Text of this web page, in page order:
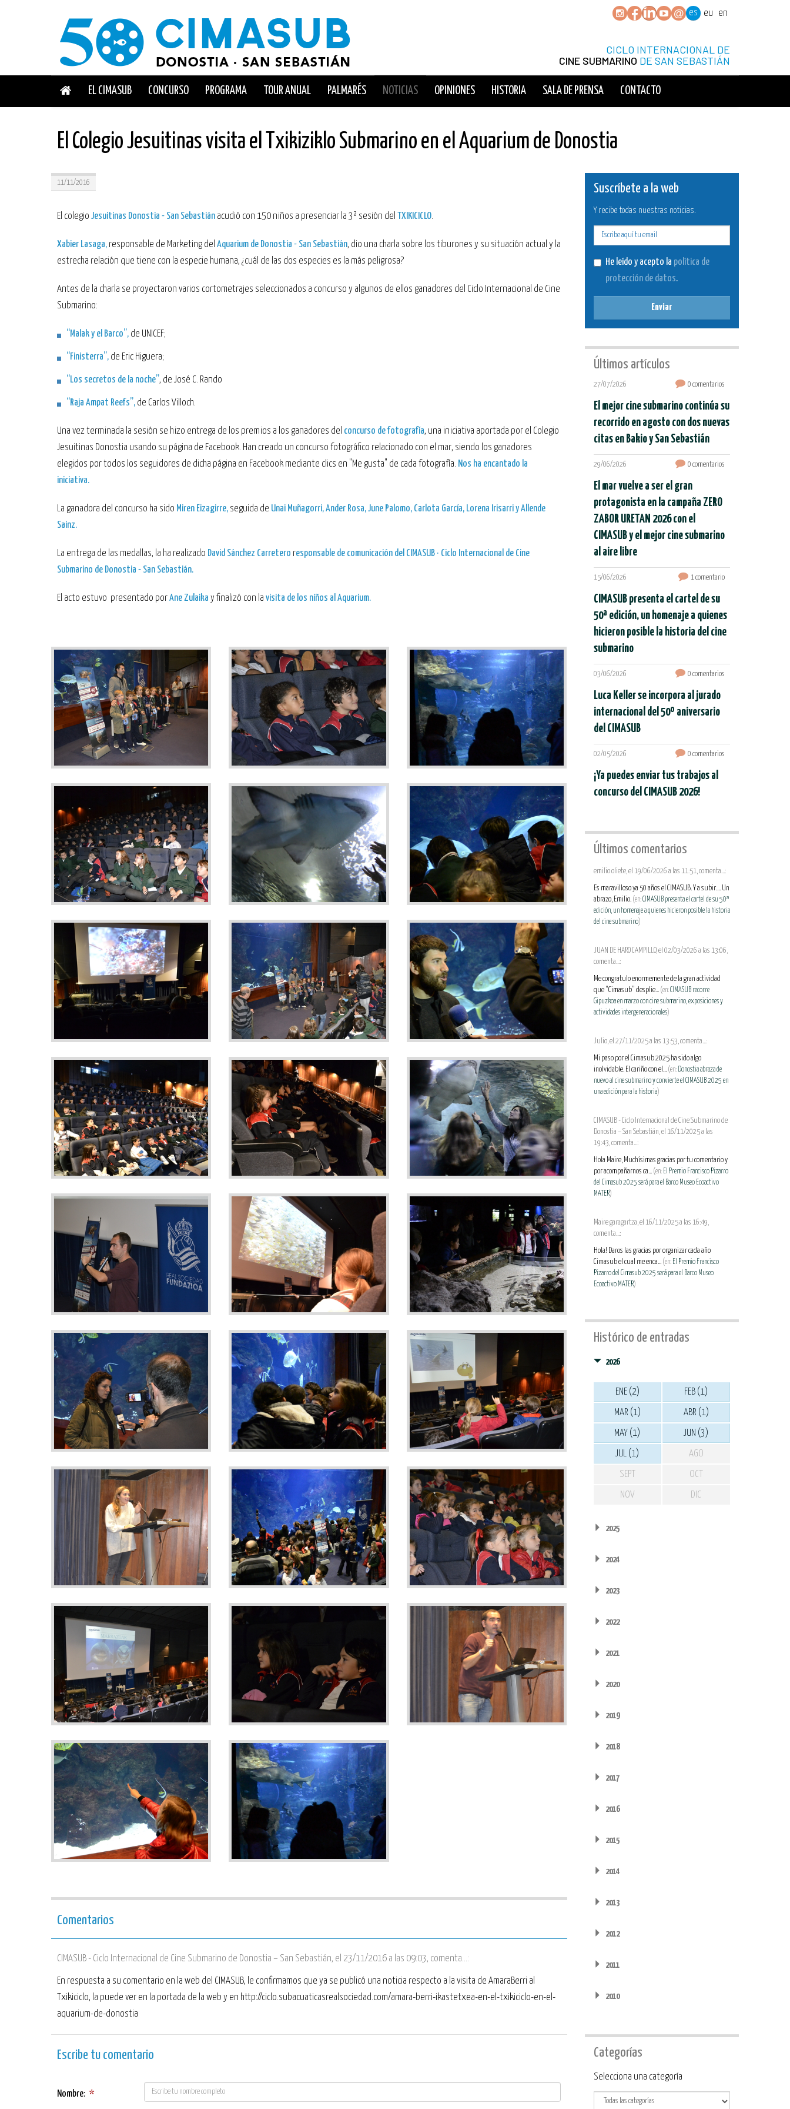
es eu en
CICLO INTERNACIONAL DE
CINE SUBMARINO DE SAN SEBASTIÁN
EL CIMASUB CONCURSO PROGRAMA TOUR ANUAL PALMARÉS NOTICIAS OPINIONES HISTORIA SALA DE PRENSA CONTACTO
El Colegio Jesuitinas visita el Txikiziklo Submarino en el Aquarium de Donostia
11/11/2016
El colegio Jesuitinas Donostia - San Sebastián acudió con 150 niños a presenciar la 3ª sesión del TXIKICICLO.
Xabier Lasaga, responsable de Marketing del Aquarium de Donostia - San Sebastián, dio una charla sobre los tiburones y su situación actual y la
estrecha relación que tiene con la especie humana, ¿cuál de las dos especies es la más peligrosa?
Antes de la charla se proyectaron varios cortometrajes seleccionados a concurso y algunos de ellos ganadores del Ciclo Internacional de Cine
Submarino:
“Malak y el Barco”, de UNICEF;
“Finisterra”, de Eric Higuera;
“Los secretos de la noche”, de José C. Rando
“Raja Ampat Reefs”, de Carlos Villoch.
Una vez terminada la sesión se hizo entrega de los premios a los ganadores del concurso de fotografía, una iniciativa aportada por el Colegio
Jesuitinas Donostia usando su página de Facebook. Han creado un concurso fotográfico relacionado con el mar, siendo los ganadores
elegidos por todos los seguidores de dicha página en Facebook mediante clics en "Me gusta" de cada fotografía. Nos ha encantado la
iniciativa.
La ganadora del concurso ha sido Miren Eizagirre, seguida de Unai Muñagorri, Ander Rosa, June Palomo, Carlota García, Lorena Irisarri y Allende
Sainz.
La entrega de las medallas, la ha realizado David Sánchez Carretero responsable de comunicación del CIMASUB · Ciclo Internacional de Cine
Submarino de Donostia - San Sebastián.
El acto estuvo presentado porAne Zulaika y finalizó con la visita de los niños al Aquarium.
Comentarios
CIMASUB - Ciclo Internacional de Cine Submarino de Donostia – San Sebastián, el 23/11/2016 a las 09:03, comenta...:
En respuesta a su comentario en la web del CIMASUB, le confirmamos que ya se publicó una noticia respecto a la visita de AmaraBerri al
Txikiciclo, la puede ver en la portada de la web y en http://ciclo.subacuaticasrealsociedad.com/amara-berri-ikastetxea-en-el-txikiciclo-en-el-
aquarium-de-donostia
Escribe tu comentario
Nombre: *
Suscríbete a la web
Y recibe todas nuestras noticias.
He leído y acepto la política de
protección de datos.
Enviar
Últimos artículos
27/07/2026 0 comentarios
El mejor cine submarino continúa su
recorrido en agosto con dos nuevas
citas en Bakio y San Sebastián
29/06/2026 0 comentarios
El mar vuelve a ser el gran
protagonista en la campaña ZERO
ZABOR URETAN 2026 con el
CIMASUB y el mejor cine submarino
al aire libre
15/06/2026 1 comentario
CIMASUB presenta el cartel de su
50ª edición, un homenaje a quienes
hicieron posible la historia del cine
submarino
03/06/2026 0 comentarios
Luca Keller se incorpora al jurado
internacional del 50º aniversario
del CIMASUB
02/05/2026 0 comentarios
¡Ya puedes enviar tus trabajos al
concurso del CIMASUB 2026!
Últimos comentarios
emilio oliete, el 19/06/2026 a las 11:51, comenta...:
Es maravilloso ya 50 años el CIMASUB. Y a subir.... Un
abrazo, Emilio. (en:CIMASUB presenta el cartel de su 50ª
edición, un homenaje a quienes hicieron posible la historia
del cine submarino)
JUAN DE HARO CAMPILLO, el 02/03/2026 a las 13:06,
comenta...:
Me congratulo enormemente de la gran actividad
que “Cimasub” desplie... (en:CIMASUB recorre
Gipuzkoa en marzo con cine submarino, exposiciones y
actividades intergeneracionales)
Julio, el 27/11/2025 a las 13:53, comenta...:
Mi paso por el Cimasub 2025 ha sido algo
inolvidable. El cariño con el... (en: Donostia abraza de
nuevo al cine submarino y convierte el CIMASUB 2025 en
una edición para la historia)
CIMASUB - Ciclo Internacional de Cine Submarino de
Donostia – San Sebastián, el 16/11/2025 a las
19:43, comenta...:
Hola Maire, Muchísimas gracias por tu comentario y
por acompañarnos ca... (en: El Premio Francisco Pizarro
del Cimasub 2025 será para el Barco Museo Ecoactivo
MATER)
Maire garagartza, el 16/11/2025 a las 16:49,
comenta...:
Hola! Daros las gracias por organizar cada año
Cimasub el cual me enca... (en: El Premio Francisco
Pizarro del Cimasub 2025 será para el Barco Museo
Ecoactivo MATER)
Histórico de entradas
2026
ENE (2) FEB (1)
MAR (1) ABR (1)
MAY (1) JUN (3)
JUL (1) AGO
SEPT OCT
NOV DIC
2025
2024
2023
2022
2021
2020
2019
2018
2017
2016
2015
2014
2013
2012
2011
2010
Categorías
Categoría
Selecciona una categoría